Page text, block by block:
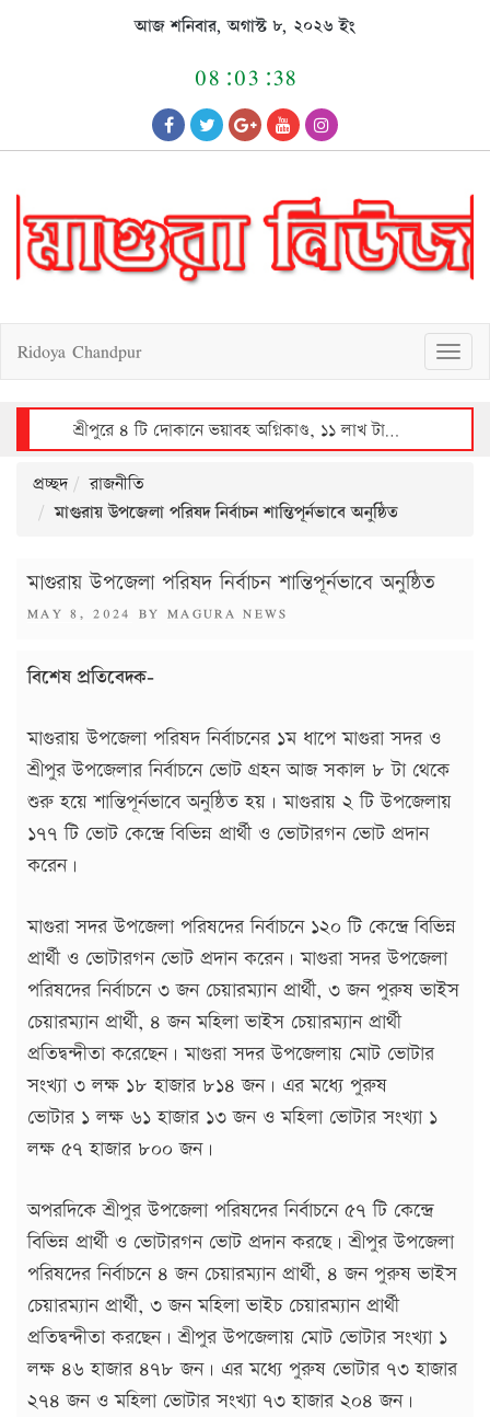
আজ শনিবার, অগাস্ট ৮, ২০২৬ ইং
08:03:38
T
o
g
g
l
a
t
Ridoya Chandpur
শ্রীপুরে ভয়াবহ অগ্নিকাণ্ডে ৩০ লাখ টাকার ক্ষয়ক্ষতি
প্রচ্ছদ
রাজনীতি
মাগুরায় উপজেলা পরিষদ নির্বাচন শান্তিপূর্নভাবে অনুষ্ঠিত
মাগুরায় উপজেলা পরিষদ নির্বাচন শান্তিপূর্নভাবে অনুষ্ঠিত
POSTED
MAY 8, 2024 BY MAGURA NEWS
বিশেষ প্রতিবেদক-
মাগুরায় উপজেলা পরিষদ নির্বাচনের ১ম ধাপে মাগুরা সদর ও
শ্রীপুর উপজেলার নির্বাচনে ভোট গ্রহন আজ সকাল ৮ টা থেকে
শুরু হয়ে শান্তিপূর্নভাবে অনুষ্ঠিত হয়। মাগুরায় ২ টি উপজেলায়
১৭৭ টি ভোট কেন্দ্রে বিভিন্ন প্রার্থী ও ভোটারগন ভোট প্রদান
করেন।
মাগুরা সদর উপজেলা পরিষদের নির্বাচনে ১২০ টি কেন্দ্রে বিভিন্ন
প্রার্থী ও ভোটারগন ভোট প্রদান করেন। মাগুরা সদর উপজেলা
পরিষদের নির্বাচনে ৩ জন চেয়ারম্যান প্রার্থী, ৩ জন পুরুষ ভাইস
চেয়ারম্যান প্রার্থী, ৪ জন মহিলা ভাইস চেয়ারম্যান প্রার্থী
প্রতিদ্বন্দীতা করেছেন। মাগুরা সদর উপজেলায় মোট ভোটার
সংখ্যা ৩ লক্ষ ১৮ হাজার ৮১৪ জন। এর মধ্যে পুরুষ
ভোটার ১ লক্ষ ৬১ হাজার ১৩ জন ও মহিলা ভোটার সংখ্যা ১
লক্ষ ৫৭ হাজার ৮০০ জন।
অপরদিকে শ্রীপুর উপজেলা পরিষদের নির্বাচনে ৫৭ টি কেন্দ্রে
বিভিন্ন প্রার্থী ও ভোটারগন ভোট প্রদান করছে। শ্রীপুর উপজেলা
পরিষদের নির্বাচনে ৪ জন চেয়ারম্যান প্রার্থী, ৪ জন পুরুষ ভাইস
চেয়ারম্যান প্রার্থী, ৩ জন মহিলা ভাইচ চেয়ারম্যান প্রার্থী
প্রতিদ্বন্দীতা করছেন। শ্রীপুর উপজেলায় মোট ভোটার সংখ্যা ১
লক্ষ ৪৬ হাজার ৪৭৮ জন। এর মধ্যে পুরুষ ভোটার ৭৩ হাজার
২৭৪ জন ও মহিলা ভোটার সংখ্যা ৭৩ হাজার ২০৪ জন।